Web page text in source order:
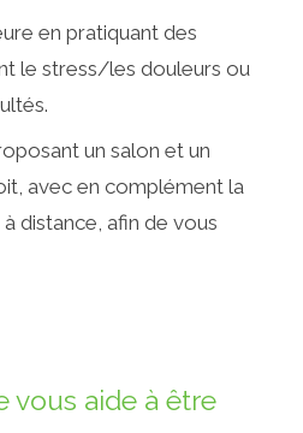
en pratiquant des
le stress/les douleurs ou
un salon et un
avec en complément la
à distance, afin de vous
vous aide à être